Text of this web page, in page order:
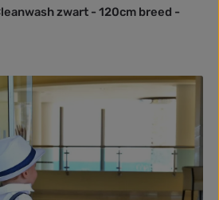
zwart - 120cm breed -